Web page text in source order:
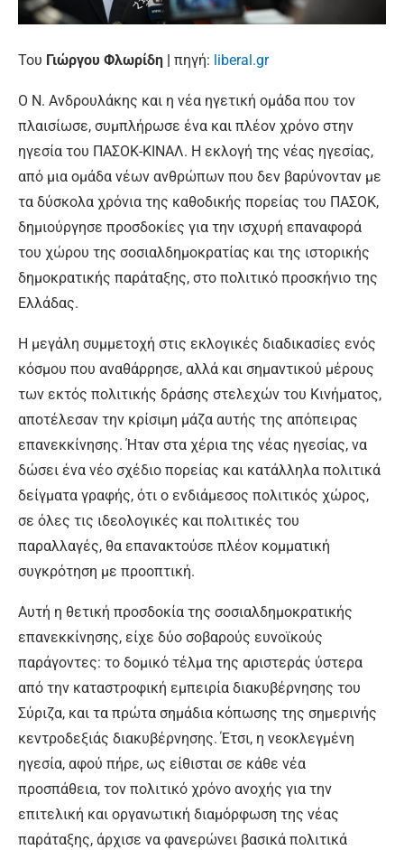
Του Γιώργου Φλωρίδη | πηγή: liberal.gr
Ο Ν. Ανδρουλάκης και η νέα ηγετική ομάδα που τον
πλαισίωσε, συμπλήρωσε ένα και πλέον χρόνο στην
ηγεσία του ΠΑΣΟΚ-ΚΙΝΑΛ. Η εκλογή της νέας ηγεσίας,
από μια ομάδα νέων ανθρώπων που δεν βαρύνονταν με
τα δύσκολα χρόνια της καθοδικής πορείας του ΠΑΣΟΚ,
δημιούργησε προσδοκίες για την ισχυρή επαναφορά
του χώρου της σοσιαλδημοκρατίας και της ιστορικής
δημοκρατικής παράταξης, στο πολιτικό προσκήνιο της
Ελλάδας.
Η μεγάλη συμμετοχή στις εκλογικές διαδικασίες ενός
κόσμου που αναθάρρησε, αλλά και σημαντικού μέρους
των εκτός πολιτικής δράσης στελεχών του Κινήματος,
αποτέλεσαν την κρίσιμη μάζα αυτής της απόπειρας
επανεκκίνησης. Ήταν στα χέρια της νέας ηγεσίας, να
δώσει ένα νέο σχέδιο πορείας και κατάλληλα πολιτικά
δείγματα γραφής, ότι ο ενδιάμεσος πολιτικός χώρος,
σε όλες τις ιδεολογικές και πολιτικές του
παραλλαγές, θα επανακτούσε πλέον κομματική
συγκρότηση με προοπτική.
Αυτή η θετική προσδοκία της σοσιαλδημοκρατικής
επανεκκίνησης, είχε δύο σοβαρούς ευνοϊκούς
παράγοντες: το δομικό τέλμα της αριστεράς ύστερα
από την καταστροφική εμπειρία διακυβέρνησης του
Σύριζα, και τα πρώτα σημάδια κόπωσης της σημερινής
κεντροδεξιάς διακυβέρνησης. Έτσι, η νεοκλεγμένη
ηγεσία, αφού πήρε, ως είθισται σε κάθε νέα
προσπάθεια, τον πολιτικό χρόνο ανοχής για την
επιτελική και οργανωτική διαμόρφωση της νέας
παράταξης, άρχισε να φανερώνει βασικά πολιτικά